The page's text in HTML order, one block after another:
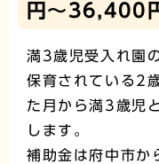
円～36,400
満3歳児受入れ園
保育されている2
た月から満3歳児
します。
補助金は府中市か